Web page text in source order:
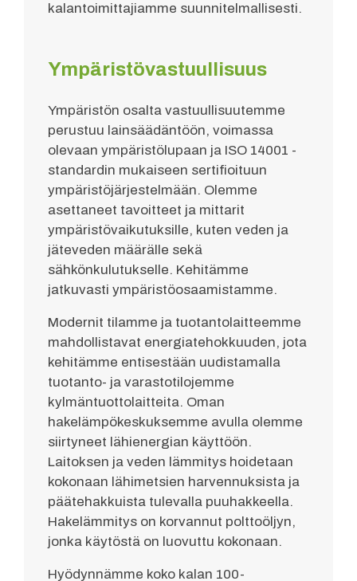
kalantoimittajiamme suunnitelmallisesti.
Ympäristövastuullisuus
Ympäristön osalta vastuullisuutemme
perustuu lainsäädäntöön, voimassa
olevaan ympäristölupaan ja ISO 14001 -
standardin mukaiseen sertifioituun
ympäristöjärjestelmään. Olemme
asettaneet tavoitteet ja mittarit
ympäristövaikutuksille, kuten veden ja
jäteveden määrälle sekä
sähkönkulutukselle. Kehitämme
jatkuvasti ympäristöosaamistamme.
Modernit tilamme ja tuotantolaitteemme
mahdollistavat energiatehokkuuden, jota
kehitämme entisestään uudistamalla
tuotanto- ja varastotilojemme
kylmäntuottolaitteita. Oman
hakelämpökeskuksemme avulla olemme
siirtyneet lähienergian käyttöön.
Laitoksen ja veden lämmitys hoidetaan
kokonaan lähimetsien harvennuksista ja
päätehakkuista tulevalla puuhakkeella.
Hakelämmitys on korvannut polttoöljyn,
jonka käytöstä on luovuttu kokonaan.
Hyödynnämme koko kalan 100-